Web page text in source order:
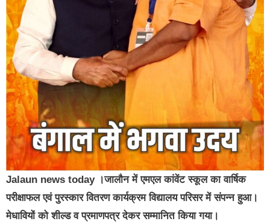
Jalaun news today ।जालौन में एमएल कांवेंट स्कूल का वार्षिक
परीक्षाफल एवं पुरस्कार वितरण कार्यक्रम विद्यालय परिसर में संपन्न हुआ।
मेधावियों को शील्ड व प्रमाणपत्र देकर सम्मानित किया गया।